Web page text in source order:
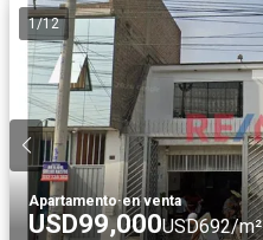
1/12
Apartamento·en venta
USD99,000USD692/m²